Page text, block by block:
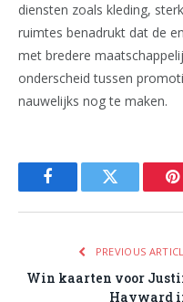
diensten zoals kleding,
ruimtes benadrukt dat de
met bredere
onderscheid tussen
nauwelijks nog te maken.
FacebookTwitter
PREVIOUS
Win kaarten voor
Hayward